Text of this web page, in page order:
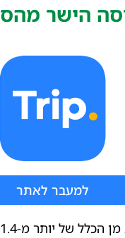
הישר
למעבר לאתר